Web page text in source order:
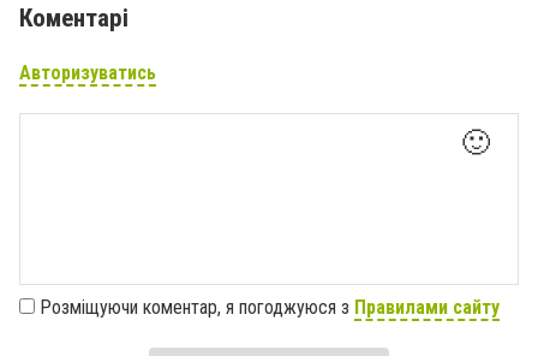
Коментарі
Авторизуватись
🙂
Розміщуючи коментар, я погоджуюся з Правилами сайту